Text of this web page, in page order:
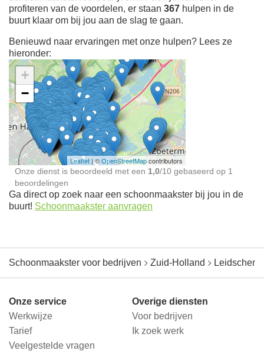
profiteren van de voordelen, er staan 367 hulpen in de
buurt klaar om bij jou aan de slag te gaan.
Benieuwd naar ervaringen met onze hulpen? Lees ze
hieronder:
Ontdek meer ervaringen
Schoonmaakster bij
jou in de buurt
+
−
Leaflet| ©OpenStreetMapcontributors
Onze dienst is beoordeeld met een 1,0/10 gebaseerd op 1
beoordelingen
Ga direct op zoek naar een schoonmaakster bij jou in de
buurt! Schoonmaakster aanvragen
Schoonmaakster voor bedrijven Zuid-Holland
Onze service
Werkwijze
Tarief
Veelgestelde vragen
Overige diensten
Voor bedrijven
Ik zoek werk